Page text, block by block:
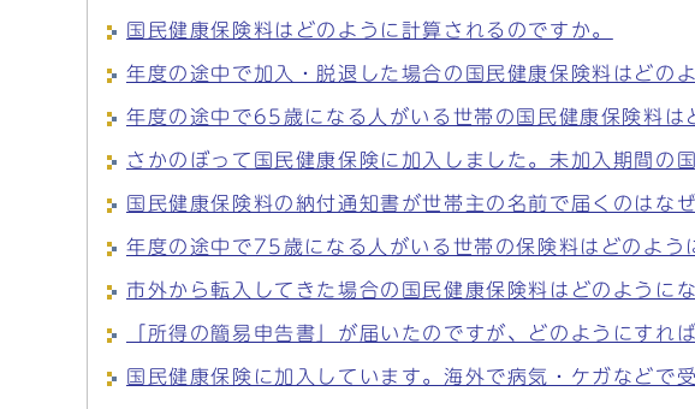
国民健康保険料はどのように計算されるのですか。
年度の途中で加入・脱退した場合の国民健康保険料はどの
年度の途中で65歳になる人がいる世帯の国民健康保険料は
さかのぼって国民健康保険に加入しました。未加入期間の
国民健康保険料の納付通知書が世帯主の名前で届くのはなぜ
年度の途中で75歳になる人がいる世帯の保険料はどのよう
市外から転入してきた場合の国民健康保険料はどのようにな
「所得の簡易申告書」が届いたのですが、どのようにすれ
国民健康保険に加入しています。海外で病気・ケガなどで